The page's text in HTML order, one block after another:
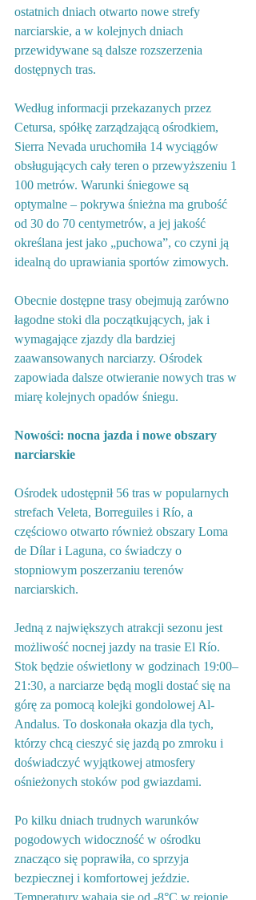
ostatnich dniach otwarto nowe strefy
narciarskie, a w kolejnych dniach
przewidywane są dalsze rozszerzenia
dostępnych tras.
Według informacji przekazanych przez
Cetursa, spółkę zarządzającą ośrodkiem,
Sierra Nevada uruchomiła 14 wyciągów
obsługujących cały teren o przewyższeniu 1
100 metrów. Warunki śniegowe są
optymalne – pokrywa śnieżna ma grubość
od 30 do 70 centymetrów, a jej jakość
określana jest jako „puchowa”, co czyni ją
idealną do uprawiania sportów zimowych.
Obecnie dostępne trasy obejmują zarówno
łagodne stoki dla początkujących, jak i
wymagające zjazdy dla bardziej
zaawansowanych narciarzy. Ośrodek
zapowiada dalsze otwieranie nowych tras w
miarę kolejnych opadów śniegu.
Nowości: nocna jazda i nowe obszary
narciarskie
Ośrodek udostępnił 56 tras w popularnych
strefach Veleta, Borreguiles i Río, a
częściowo otwarto również obszary Loma
de Dílar i Laguna, co świadczy o
stopniowym poszerzaniu terenów
narciarskich.
Jedną z największych atrakcji sezonu jest
możliwość nocnej jazdy na trasie El Río.
Stok będzie oświetlony w godzinach 19:00–
21:30, a narciarze będą mogli dostać się na
górę za pomocą kolejki gondolowej Al-
Andalus. To doskonała okazja dla tych,
którzy chcą cieszyć się jazdą po zmroku i
doświadczyć wyjątkowej atmosfery
ośnieżonych stoków pod gwiazdami.
Po kilku dniach trudnych warunków
pogodowych widoczność w ośrodku
znacząco się poprawiła, co sprzyja
bezpiecznej i komfortowej jeździe.